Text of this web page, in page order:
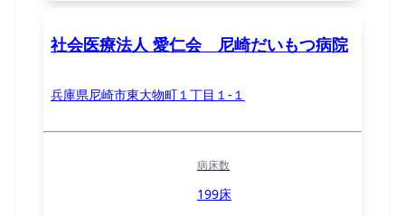
社会医療法人 愛仁会 尼崎だいもつ病院
兵庫県尼崎市東大物町１丁目１-１
病床数
199床